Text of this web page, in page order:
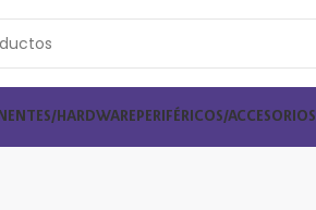
HARDWARE PERIFÉRICOS/ACCESORIOS